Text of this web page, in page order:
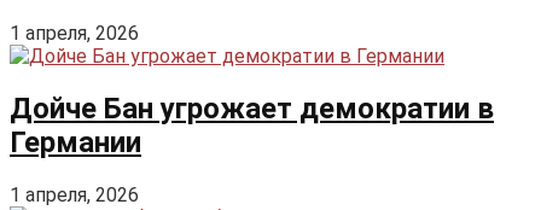
1 апреля, 2026
Дойче Бан угрожает демократии в
Германии
1 апреля, 2026